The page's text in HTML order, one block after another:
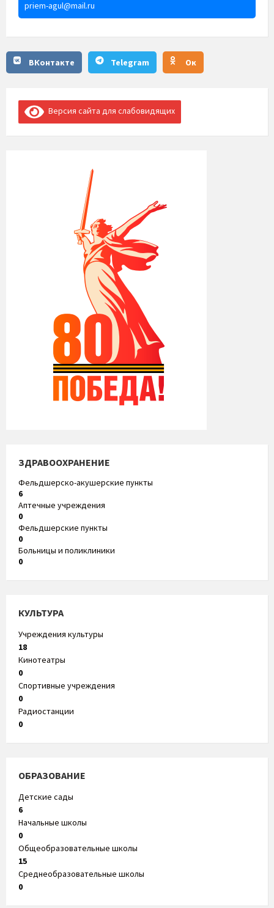
priem-agul@mail.ru
ВКонтакте Telegram Ок
Версия сайта для слабовидящих
ЗДРАВООХРАНЕНИЕ
Фельдшерско-акушерские пункты
6
Аптечные учреждения
0
Фельдшерские пункты
0
Больницы и поликлиники
0
КУЛЬТУРА
Учреждения культуры
18
Кинотеатры
0
Спортивные учреждения
0
Радиостанции
0
ОБРАЗОВАНИЕ
Детские сады
6
Начальные школы
0
Общеобразовательные школы
15
Среднеобразовательные школы
0